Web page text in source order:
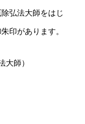
弘法大師をはじ
印があります。
大師）